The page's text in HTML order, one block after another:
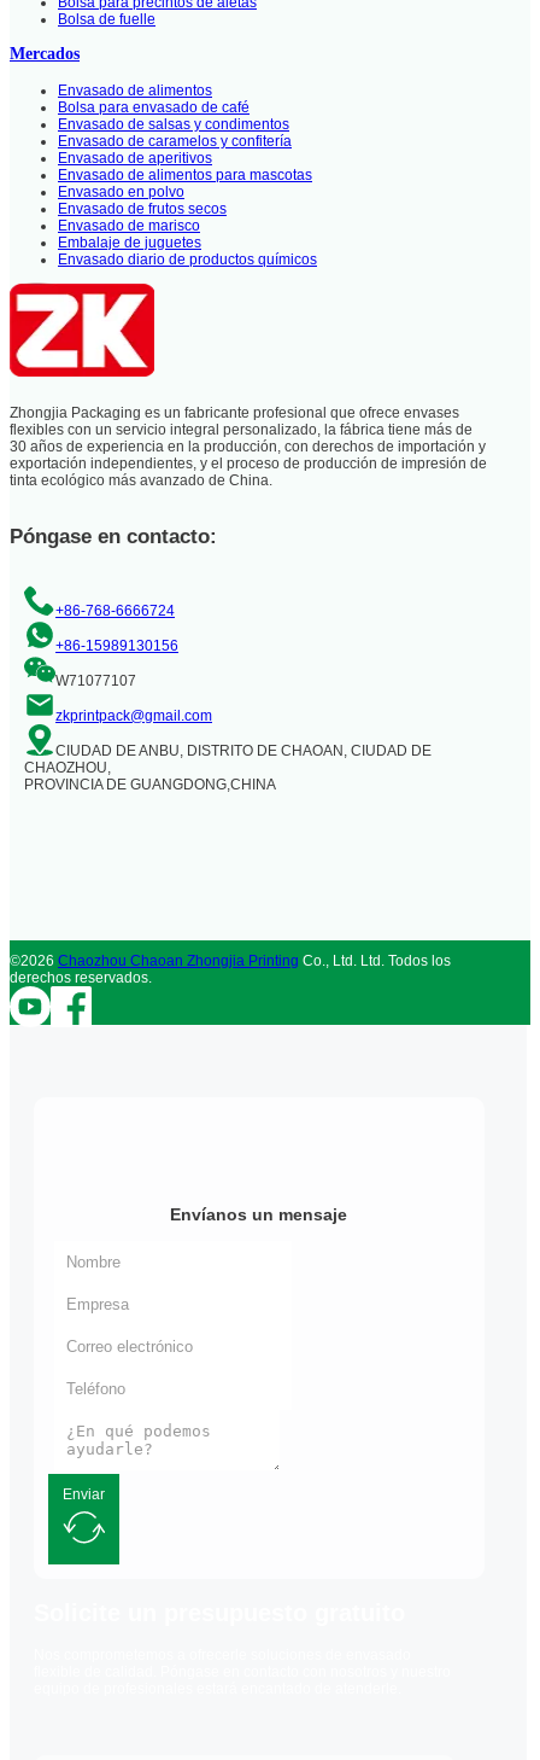
Bolsa de fuelle
Mercados
Envasado de alimentos
Bolsa para envasado de café
Envasado de salsas y condimentos
Envasado de caramelos y confitería
Envasado de aperitivos
Envasado de alimentos para mascotas
Envasado en polvo
Envasado de frutos secos
Envasado de marisco
Embalaje de juguetes
Envasado diario de productos químicos
Zhongjia Packaging es un fabricante profesional que ofrece envases
flexibles con un servicio integral personalizado, la fábrica tiene más de
30 años de experiencia en la producción, con derechos de importación y
exportación independientes, y el proceso de producción de impresión de
tinta ecológico más avanzado de China.
Póngase en contacto:
+86-768-6666724
+86-15989130156
W71077107
zkprintpack@gmail.com
CIUDAD DE ANBU, DISTRITO DE CHAOAN, CIUDAD DE
CHAOZHOU,
PROVINCIA DE GUANGDONG,CHINA
©2026 Chaozhou Chaoan Zhongjia Printing Co., Ltd. Ltd. Todos los
derechos reservados.
Envíanos un mensaje
Enviar